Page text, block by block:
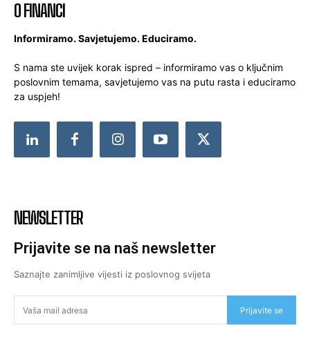
O FINANCI
Informiramo. Savjetujemo. Educiramo.
S nama ste uvijek korak ispred – informiramo vas o ključnim
poslovnim temama, savjetujemo vas na putu rasta i educiramo
za uspjeh!
NEWSLETTER
Prijavite se na naš newsletter
Saznajte zanimljive vijesti iz poslovnog svijeta
Prijavite se